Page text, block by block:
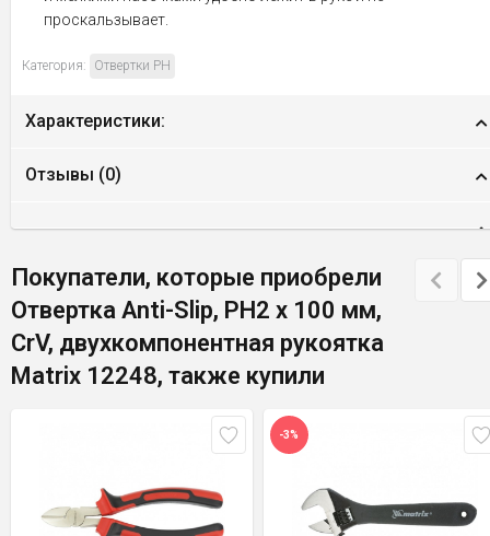
проскальзывает.
Категория: Отвертки PH
Характеристики:
Отзывы (0)
Покупатели, которые приобрели
Отвертка Anti-Slip, PH2 х 100 мм,
CrV, двухкомпонентная рукоятка
Matrix 12248, также купили
-3%